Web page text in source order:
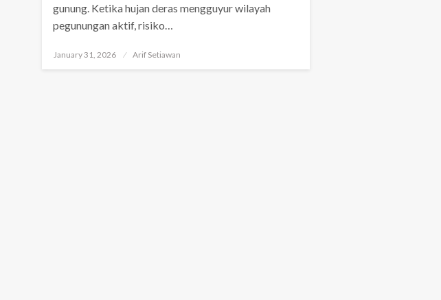
gunung. Ketika hujan deras mengguyur wilayah
pegunungan aktif, risiko…
Posted
January 31, 2026 Arif Setiawan